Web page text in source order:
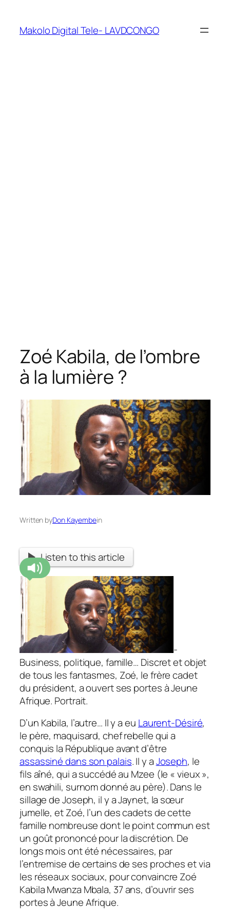
Makolo Digital Tele- LAVDCONGO
Zoé Kabila, de l’ombre
à la lumière ?
Written byDon Kayembein
Listen to this article
-
Business, politique, famille… Discret et objet
de tous les fantasmes, Zoé, le frère cadet
du président, a ouvert ses portes à Jeune
Afrique. Portrait.
D’un Kabila, l’autre… Il y a eu Laurent-Désiré,
le père, maquisard, chef rebelle qui a
conquis la République avant d’être
assassiné dans son palais. Il y aJoseph, le
fils aîné, qui a succédé au Mzee (le « vieux »,
en swahili, surnom donné au père). Dans le
sillage de Joseph, il y a Jaynet, la sœur
jumelle, et Zoé, l’un des cadets de cette
famille nombreuse dont le point commun est
un goût prononcé pour la discrétion. De
longs mois ont été nécessaires, par
l’entremise de certains de ses proches et via
les réseaux sociaux, pour convaincre Zoé
Kabila Mwanza Mbala, 37 ans, d’ouvrir ses
portes àJeune Afrique.